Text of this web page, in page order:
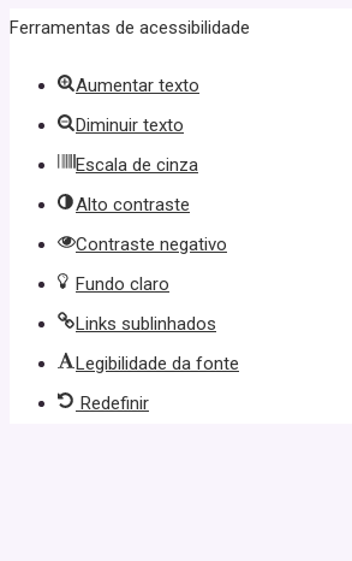
Ferramentas de acessibilidade
Aumentar texto
Diminuir texto
Escala de cinza
Alto contraste
Contraste negativo
Fundo claro
Links sublinhados
Legibilidade da fonte
Redefinir